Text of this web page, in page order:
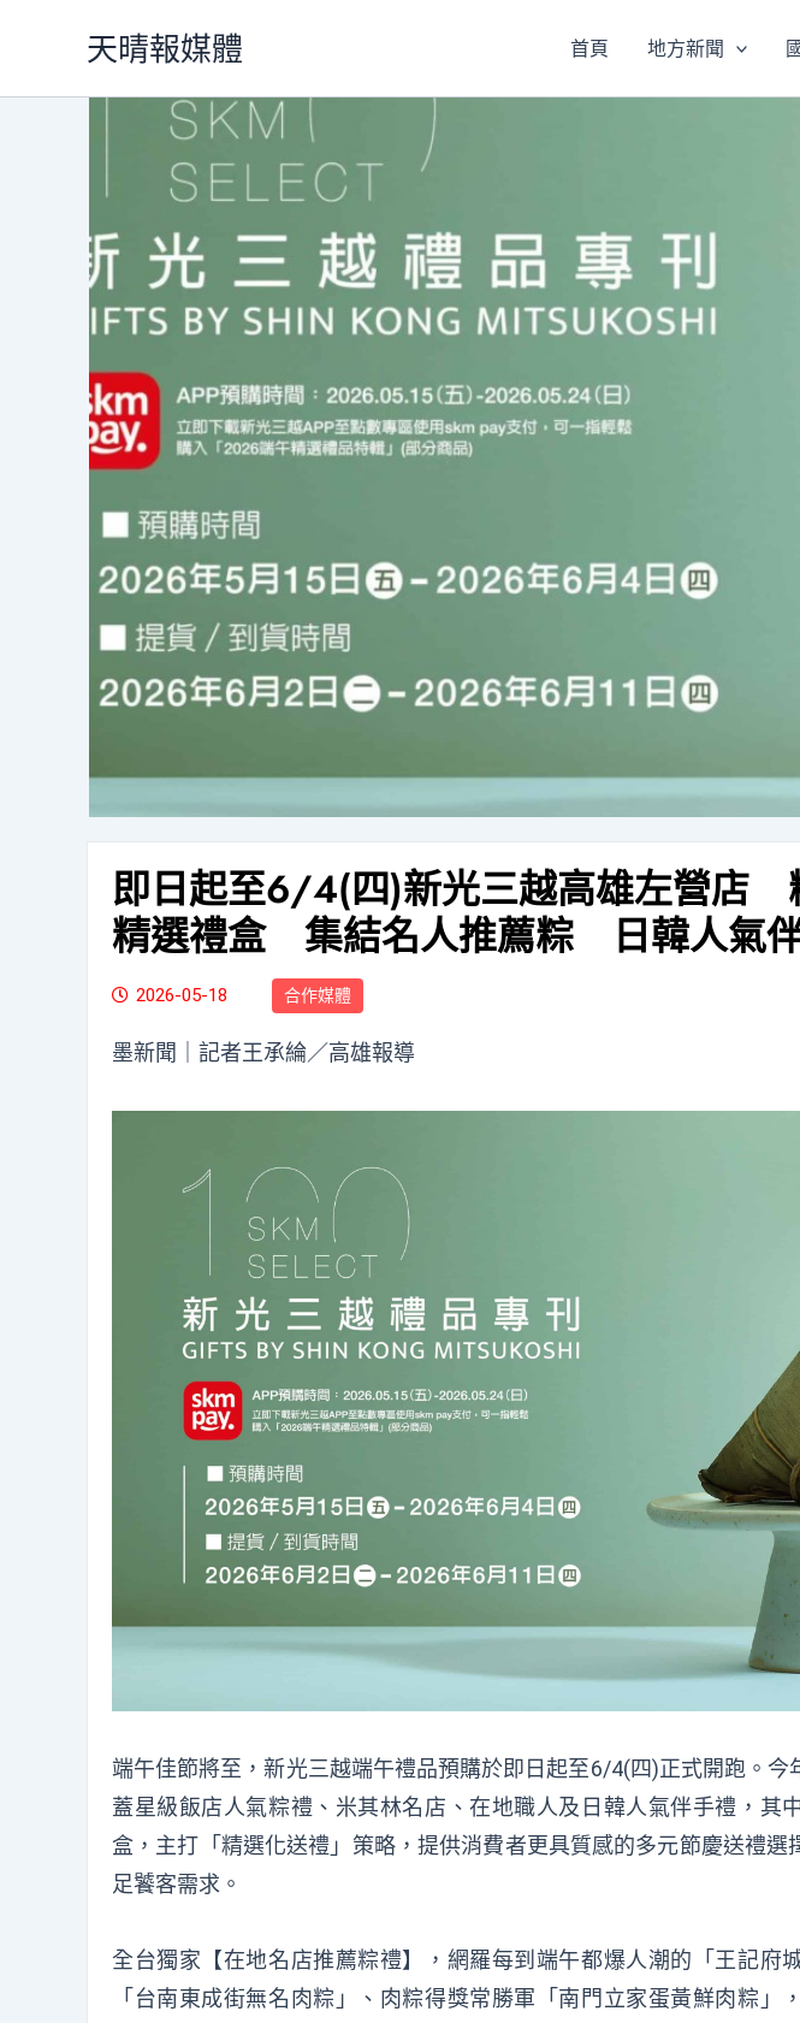
天晴報媒體 首頁 地方新聞
即日起至6/4(四)新光三越高雄左營店
精選禮盒 集結名人推薦粽 日韓人氣
2026-05-18 合作媒體
墨新聞 ｜記者王承綸／高雄報導
端午佳節將至，新光三越端午禮品預購於即日起至6/4(四)正式開跑。今
蓋星級飯店人氣粽禮、米其林名店、在地職人及日韓人氣伴手禮，其
盒，主打「精選化送禮」策略，提供消費者更具質感的多元節慶送禮選
足饕客需求。
全台獨家【在地名店推薦粽禮】，網羅每到端午都爆人潮的「王記府
「台南東成街無名肉粽」、肉粽得獎常勝軍「南門立家蛋黃鮮肉粽」